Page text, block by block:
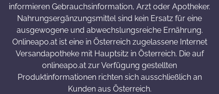
informieren Gebrauchsinformation, Arzt oder Apotheker.
Nahrungsergänzungsmittel sind kein Ersatz für eine
ausgewogene und abwechslungsreiche Ernährung.
Onlineapo.at ist eine in Österreich zugelassene Internet
Versandapotheke mit Hauptsitz in Österreich. Die auf
onlineapo.at zur Verfügung gestellten
Produktinformationen richten sich ausschließlich an
Kunden aus Österreich.